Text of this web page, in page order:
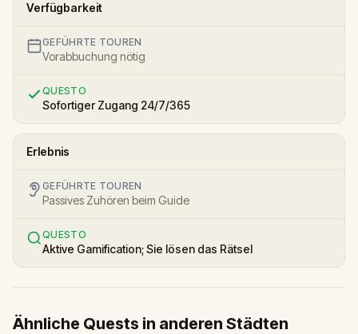
Verfügbarkeit
GEFÜHRTE TOUREN
Vorabbuchung nötig
QUESTO
Sofortiger Zugang 24/7/365
Erlebnis
GEFÜHRTE TOUREN
Passives Zuhören beim Guide
QUESTO
Aktive Gamification; Sie lösen das Rätsel
Ähnliche Quests in anderen Städten